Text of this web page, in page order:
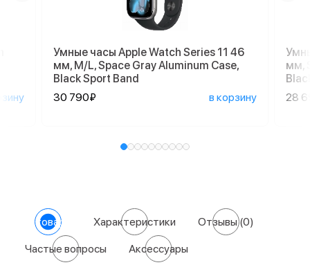
Умные часы Apple Watch Series 11 46
мм, M/L, Space Gray Aluminum Case,
Black Sport Band
30 790₽
в корзину
мм,
28
О товаре Характеристики Отзывы(0)
Частые вопросы Аксессуары